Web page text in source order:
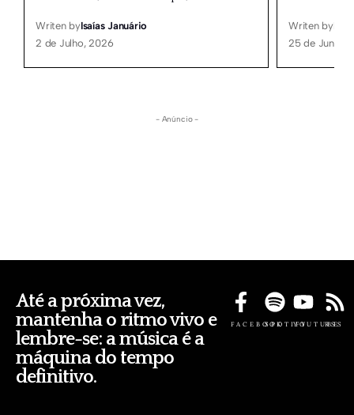
Writen byIsaías Januário
2 de Julho, 2026
Writen by
25 de Junho,
- Anúncio -
Até a próxima vez,
mantenha o ritmo vivo e
lembre-se: a música é a
máquina do tempo
definitivo.
FACEBOOKSPOTIFYYOUTUBE
RSS